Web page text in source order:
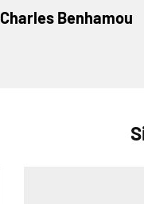
Charles Benhamou